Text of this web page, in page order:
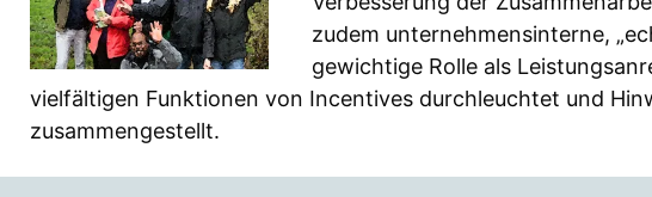
zudem unternehmensinterne,
gewichtige Rolle als
vielfältigen Funktionen von Incentives durchleuchtet und
zusammengestellt.